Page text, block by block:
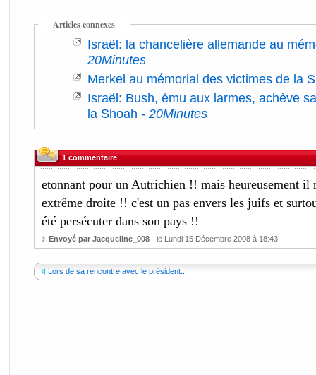
Articles connexes
Israël: la chancelière allemande au
20Minutes
Merkel au mémorial des victimes de la
Israël: Bush, ému aux larmes, achève
la Shoah - 20Minutes
1 commentaire
etonnant pour un Autrichien !! mais heureusement il
extrême droite !! c'est un pas envers les juifs et
été persécuter dans son pays !!
Envoyé par Jacqueline_008- le Lundi 15 Décembre 2008 à 18:43
Lors de sa rencontre avec le président...